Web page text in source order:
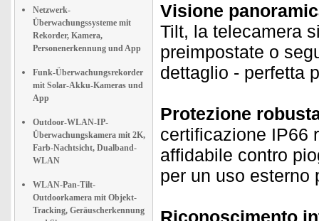
Netzwerk-
Überwachungssysteme mit
Rekorder, Kamera,
Personenerkennung und App
Funk-Überwachungsrekorder
mit Solar-Akku-Kameras und
App
Outdoor-WLAN-IP-
Überwachungskamera mit 2K,
Farb-Nachtsicht, Dualband-
WLAN
WLAN-Pan-Tilt-
Outdoorkamera mit Objekt-
Tracking, Geräuscherkennung
Visione
Tilt, la telecamera
preimpostate o
dettaglio - perfetta
Protezione
certificazione IP66
affidabile contro
per un uso esterno
Riconoscimento